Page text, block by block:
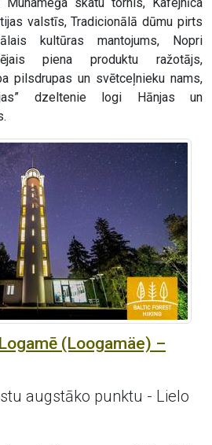
skatu tornis, Kafejnīca
valstīs, Tradicionālā dūmu pirts
kultūras mantojums, Nopri
piena produktu ražotājs,
pilsdrupas un svētceļnieku nams,
dzeltenie logi Hānjas un
(Loogamäe) –
augstāko punktu - Lielo